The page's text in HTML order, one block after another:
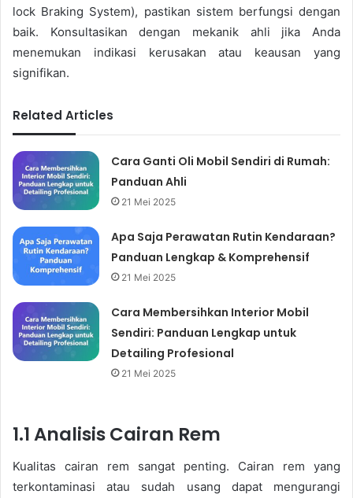
lock Braking System), pastikan sistem berfungsi dengan
baik. Konsultasikan dengan mekanik ahli jika Anda
menemukan indikasi kerusakan atau keausan yang
signifikan.
Related Articles
Cara Ganti Oli Mobil Sendiri di Rumah:
Panduan Ahli
21 Mei 2025
Apa Saja Perawatan Rutin Kendaraan?
Panduan Lengkap & Komprehensif
21 Mei 2025
Cara Membersihkan Interior Mobil
Sendiri: Panduan Lengkap untuk
Detailing Profesional
21 Mei 2025
1.1 Analisis Cairan Rem
Kualitas cairan rem sangat penting. Cairan rem yang
terkontaminasi atau sudah usang dapat mengurangi